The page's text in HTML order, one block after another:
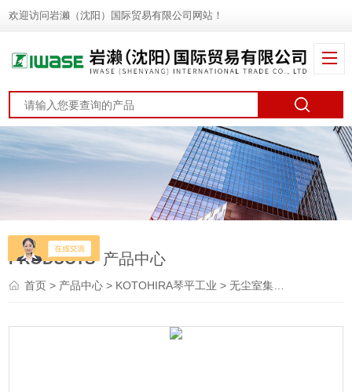
欢迎访问岩濑（沈阳）国际贸易有限公司网站！
PRODUCTS 产品中心
首页> 产品中心 > KOTOHIRA琴平工业 >无尘室集尘机